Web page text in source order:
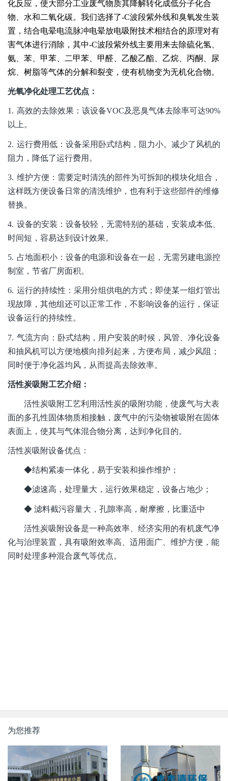
化反应，使大部分工业废气物质其降解转化成低分子化合
物、水和二氧化碳。我们选择了-C波段紫外线和臭氧发生装
置，结合电晕电流脉冲电晕放电吸附技术相结合的原理对有
害气体进行消除，其中-C波段紫外线主要用来去除硫化氢、
氨、苯、甲苯、二甲苯、甲醛、乙酸乙酯、乙烷、丙酮、尿
烷、树脂等气体的分解和裂变，使有机物变为无机化合物。
光氧净化处理工艺优点：
1. 高效的去除效果：该设备VOC及恶臭气体去除率可达90%
以上。
2. 运行费用低：设备采用卧式结构，阻力小。减少了风机的
阻力，降低了运行费用。
3. 维护方便：需要定时清洗的部件为可拆卸的模块化组合，
这样既方便设备日常的清洗维护，也有利于这些部件的维修
替换。
4. 设备的安装：设备较轻，无需特别的基础，安装成本低、
时间短，容易达到设计效果。
5. 占地面积小：设备的电源和设备在一起，无需另建电源控
制室，节省厂房面积。
6. 运行的持续性：采用分组供电的方式；即使某一组灯管出
现故障，其他组还可以正常工作，不影响设备的运行，保证
设备运行的持续性。
7. 气流方向：卧式结构，用户安装的时候，风管、净化设备
和抽风机可以方便地横向排列起来，方便布局，减少风阻；
同时便于净化器均风，从而提高去除效率。
活性炭吸附工艺介绍：
活性炭吸附工艺利用活性炭的吸附功能，使废气与大表
面的多孔性固体物质相接触，废气中的污染物被吸附在固体
表面上，使其与气体混合物分离，达到净化目的。
活性炭吸附设备优点：
◆结构紧凑一体化，易于安装和操作维护；
◆滤速高，处理量大，运行效果稳定，设备占地少；
◆ 滤料截污容量大，孔隙率高，耐摩擦，比重适中
活性炭吸附设备是一种高效率、经济实用的有机废气净
化与治理装置，具有吸附效率高、适用面广、维护方便，能
同时处理多种混合废气等优点。
为您推荐